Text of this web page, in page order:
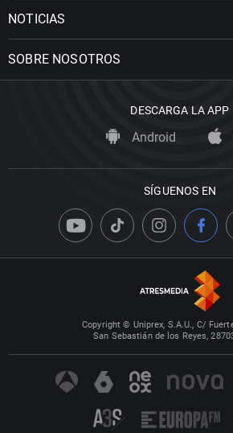
NOTICIAS
SOBRE NOSOTROS
DESCARGA LA APP
Android
SÍGUENOS EN
Copyright © Uniprex, S.A.U., C/
San Sebastián de los Reyes,